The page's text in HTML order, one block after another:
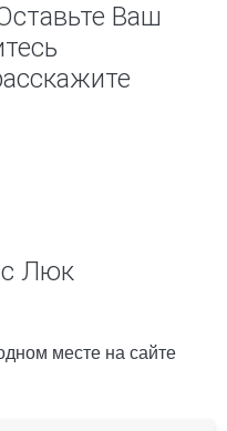
Ваш
Люк
месте на сайте